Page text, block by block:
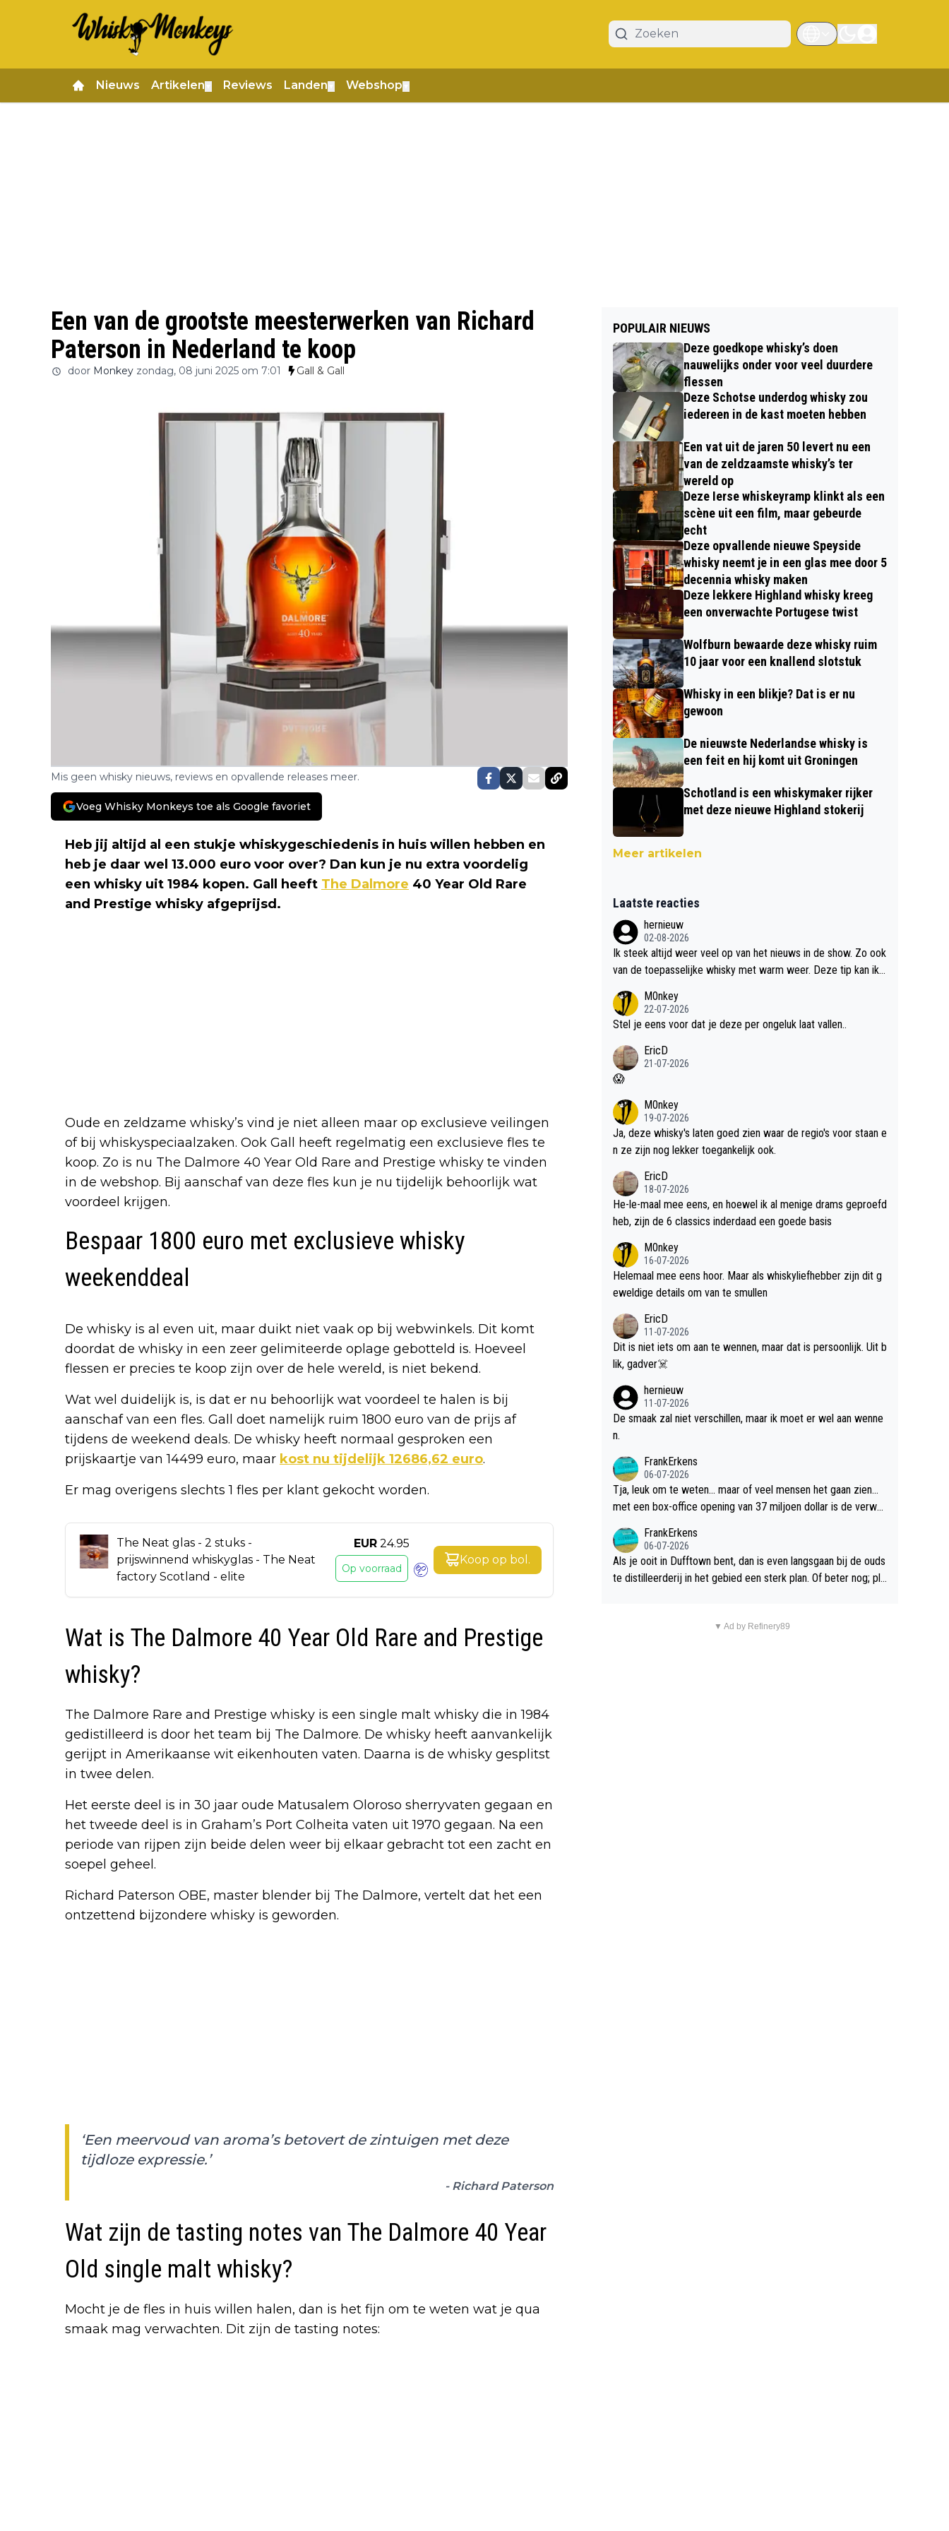
Nieuws Artikelen Reviews Landen Webshop
Een van de grootste meesterwerken van Richard
Paterson in Nederland te koop
door Monkey zondag, 08 juni 2025 om 7:01 Gall & Gall
Mis geen whisky nieuws, reviews en opvallende releases meer.
Voeg Whisky Monkeys toe als Google favoriet
Heb jij altijd al een stukje whiskygeschiedenis in huis willen hebben en
heb je daar wel 13.000 euro voor over? Dan kun je nu extra voordelig
een whisky uit 1984 kopen. Gall heeft The Dalmore 40 Year Old Rare
and Prestige whisky afgeprijsd.
Oude en zeldzame whisky’s vind je niet alleen maar op exclusieve veilingen
of bij whiskyspeciaalzaken. Ook Gall heeft regelmatig een exclusieve fles te
koop. Zo is nu The Dalmore 40 Year Old Rare and Prestige whisky te vinden
in de webshop. Bij aanschaf van deze fles kun je nu tijdelijk behoorlijk wat
voordeel krijgen.
Bespaar 1800 euro met exclusieve whisky
weekenddeal
De whisky is al even uit, maar duikt niet vaak op bij webwinkels. Dit komt
doordat de whisky in een zeer gelimiteerde oplage gebotteld is. Hoeveel
flessen er precies te koop zijn over de hele wereld, is niet bekend.
Wat wel duidelijk is, is dat er nu behoorlijk wat voordeel te halen is bij
aanschaf van een fles. Gall doet namelijk ruim 1800 euro van de prijs af
tijdens de weekend deals. De whisky heeft normaal gesproken een
prijskaartje van 14499 euro, maar kost nu tijdelijk 12686,62 euro.
Er mag overigens slechts 1 fles per klant gekocht worden.
The Neat glas - 2 stuks -
prijswinnend whiskyglas - The Neat
factory Scotland - elite
EUR 24.95
Op voorraad
Koop op bol .
Wat is The Dalmore 40 Year Old Rare and Prestige
whisky?
The Dalmore Rare and Prestige whisky is een single malt whisky die in 1984
gedistilleerd is door het team bij The Dalmore. De whisky heeft aanvankelijk
gerijpt in Amerikaanse wit eikenhouten vaten. Daarna is de whisky gesplitst
in twee delen.
Het eerste deel is in 30 jaar oude Matusalem Oloroso sherryvaten gegaan en
het tweede deel is in Graham’s Port Colheita vaten uit 1970 gegaan. Na een
periode van rijpen zijn beide delen weer bij elkaar gebracht tot een zacht en
soepel geheel.
Richard Paterson OBE, master blender bij The Dalmore, vertelt dat het een
ontzettend bijzondere whisky is geworden.
‘Een meervoud van aroma’s betovert de zintuigen met deze
tijdloze expressie.’
- Richard Paterson
Wat zijn de tasting notes van The Dalmore 40 Year
Old single malt whisky?
Mocht je de fles in huis willen halen, dan is het fijn om te weten wat je qua
smaak mag verwachten. Dit zijn de tasting notes:
POPULAIR NIEUWS
Deze goedkope whisky’s doen
nauwelijks onder voor veel duurdere
flessen
Deze Schotse underdog whisky zou
iedereen in de kast moeten hebben
Een vat uit de jaren 50 levert nu een
van de zeldzaamste whisky’s ter
wereld op
Deze Ierse whiskeyramp klinkt als een
scène uit een film, maar gebeurde
echt
Deze opvallende nieuwe Speyside
whisky neemt je in een glas mee door 5
decennia whisky maken
Deze lekkere Highland whisky kreeg
een onverwachte Portugese twist
Wolfburn bewaarde deze whisky ruim
10 jaar voor een knallend slotstuk
Whisky in een blikje? Dat is er nu
gewoon
De nieuwste Nederlandse whisky is
een feit en hij komt uit Groningen
Schotland is een whiskymaker rijker
met deze nieuwe Highland stokerij
Meer artikelen
Laatste reacties
hernieuw
02-08-2026
Ik steek altijd weer veel op van het nieuws in de show. Zo ook
van de toepasselijke whisky met warm weer. Deze tip kan ik
M0nkey
22-07-2026
Stel je eens voor dat je deze per ongeluk laat vallen..
EricD
21-07-2026
😱
M0nkey
19-07-2026
Ja, deze whisky's laten goed zien waar de regio's voor staan e
n ze zijn nog lekker toegankelijk ook.
EricD
18-07-2026
He-le-maal mee eens, en hoewel ik al menige drams geproefd
heb, zijn de 6 classics inderdaad een goede basis
M0nkey
16-07-2026
Helemaal mee eens hoor. Maar als whiskyliefhebber zijn dit g
eweldige details om van te smullen
EricD
11-07-2026
Dit is niet iets om aan te wennen, maar dat is persoonlijk. Uit b
lik, gadver☠️
hernieuw
11-07-2026
De smaak zal niet verschillen, maar ik moet er wel aan wenne
n.
FrankErkens
06-07-2026
Tja, leuk om te weten... maar of veel mensen het gaan zien...
met een box-office opening van 37 miljoen dollar is de verwa
FrankErkens
06-07-2026
Als je ooit in Dufftown bent, dan is even langsgaan bij de ouds
te distilleerderij in het gebied een sterk plan. Of beter nog; pla
▼ Ad by Refinery89